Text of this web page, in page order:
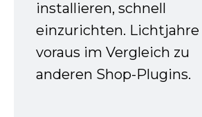
installieren, schnell
einzurichten. Lichtjahre
voraus im Vergleich zu
anderen Shop-Plugins.